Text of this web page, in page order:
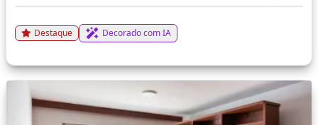
Destaque Decorado com IA